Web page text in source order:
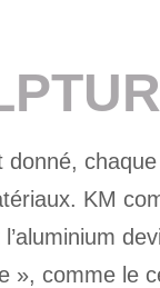
donné,
KM
l’aluminium
», comme le